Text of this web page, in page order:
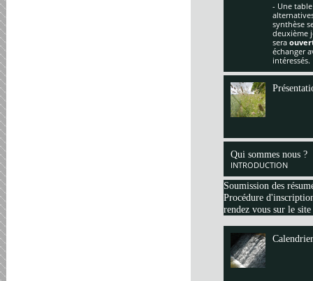
- Une
synthèse
deuxième
sera
échanger
intéressés.
Qui sommes nous ?
INTRODUCTION
Soumission des
Procédure
rendez vous sur le
Calendrier